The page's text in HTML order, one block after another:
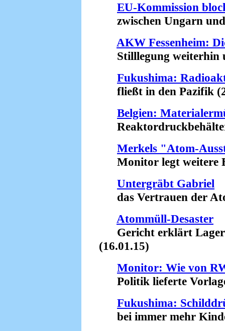
EU-Kommission
zwischen Ungarn und
AKW Fessenheim:
Stilllegung weiterhin
Fukushima:
fließt in den Pazifik
Belgien:
Merkels "Atom-
Monitor legt weitere
Untergräbt Gabriel
das Vertrauen der
Atommüll-Desaster
Gericht erklärt Lager
(16.01.15)
Monitor: Wie von
Politik lieferte
Fukushima:
bei immer mehr